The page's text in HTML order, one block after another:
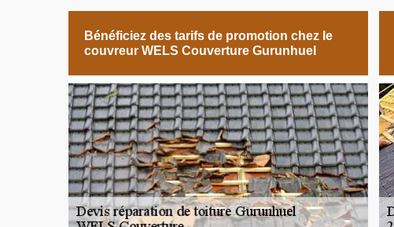
Bénéficiez des tarifs de promotion chez le
couvreur WELS Couverture Gurunhuel